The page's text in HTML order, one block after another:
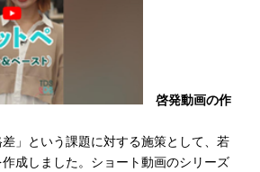
啓発動画の作
差」という課題に対する施策として、若
成しました。ショート動画のシリーズ